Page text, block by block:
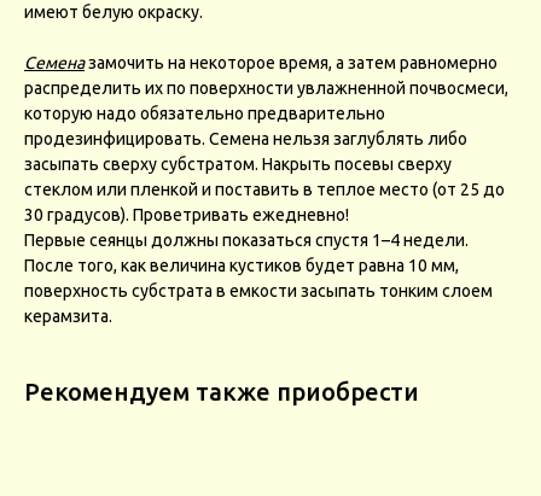
имеют белую окраску.
Семеназамочить на некоторое время, а затем равномерно
распределить их по поверхности увлажненной почвосмеси,
которую надо обязательно предварительно
продезинфицировать. Семена нельзя заглублять либо
засыпать сверху субстратом. Накрыть посевы сверху
стеклом или пленкой и поставить в теплое место (от 25 до
30 градусов). Проветривать ежедневно!
Первые сеянцы должны показаться спустя 1–4 недели.
После того, как величина кустиков будет равна 10 мм,
поверхность субстрата в емкости засыпать тонким слоем
керамзита.
Рекомендуем также приобрести